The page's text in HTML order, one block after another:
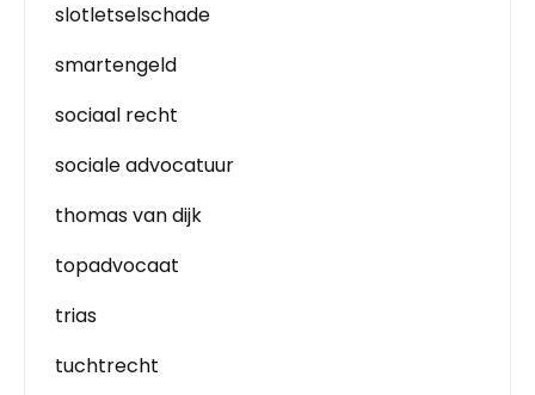
slotletselschade
smartengeld
sociaal recht
sociale advocatuur
thomas van dijk
topadvocaat
trias
tuchtrecht